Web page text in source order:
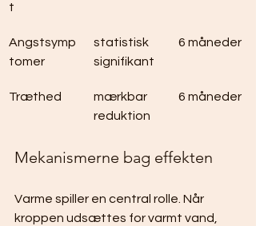
t
Angstsymp
tomer
statistisk
signifikant
6 måneder
Træthed
mærkbar
reduktion
6 måneder
Mekanismerne bag effekten
Varme spiller en central rolle. Når
kroppen udsættes for varmt vand,